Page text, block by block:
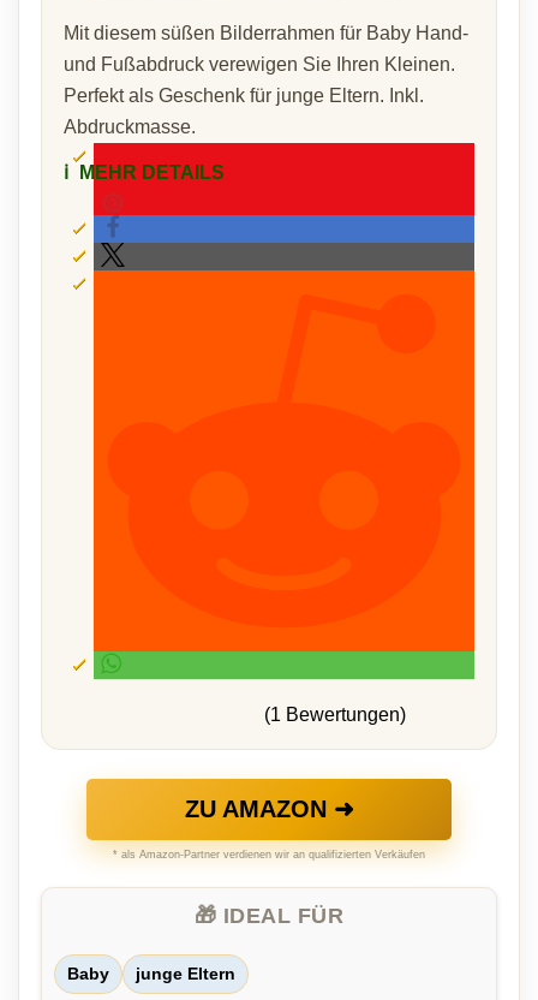
Mit diesem süßen Bilderrahmen für Baby Hand-
und Fußabdruck verewigen Sie Ihren Kleinen.
Perfekt als Geschenk für junge Eltern. Inkl.
Abdruckmasse.
ℹ️ MEHR DETAILS
(1 Bewertungen)
ZU AMAZON ➜
* als Amazon-Partner verdienen wir an qualifizierten Verkäufen
🎁 IDEAL FÜR
Baby junge Eltern